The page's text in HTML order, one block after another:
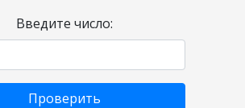
Введите число:
Проверить